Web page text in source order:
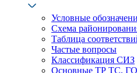
Условные
Схема
Таблица
Частые вопросы
Классификация СИЗ
Основные ТР ТС,